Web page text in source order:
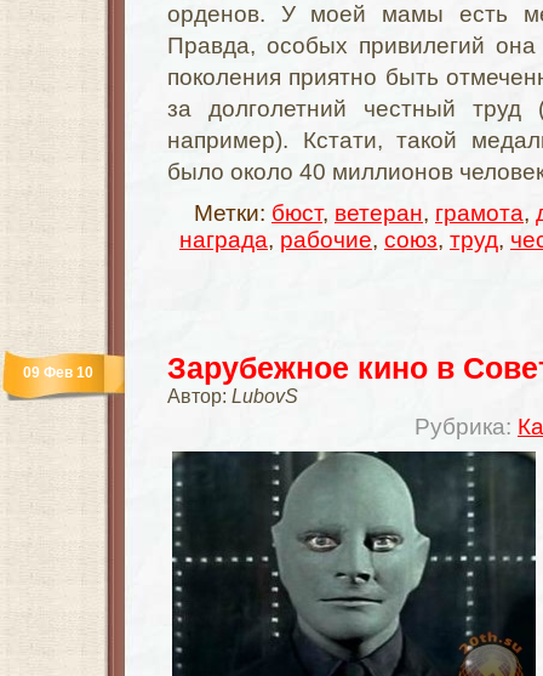
орденов. У моей мамы есть
Правда, особых привилегий
поколения приятно быть
за долголетний честный
например). Кстати, такой
было около 40 миллионов
Метки: бюст, ветеран, грамота,
награда, рабочие, союз, труд,
Зарубежное кино в
Автор: LubovS
Рубрика:
09 Фев 10